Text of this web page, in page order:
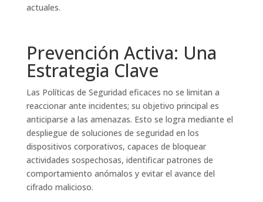
actuales.
Prevención Activa: Una
Estrategia Clave
Las Políticas de Seguridad eficaces no se limitan a
reaccionar ante incidentes; su objetivo principal es
anticiparse a las amenazas. Esto se logra mediante el
despliegue de soluciones de seguridad en los
dispositivos corporativos, capaces de bloquear
actividades sospechosas, identificar patrones de
comportamiento anómalos y evitar el avance del
cifrado malicioso.